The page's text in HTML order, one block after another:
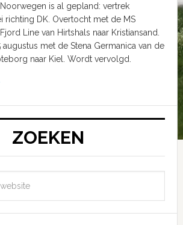
is al gepland: vertrek
richting DK. Overtocht met de MS
Line van Hirtshals naar Kristiansand.
augustus met de Stena Germanica van de
naar Kiel. Wordt vervolgd.
ZOEKEN